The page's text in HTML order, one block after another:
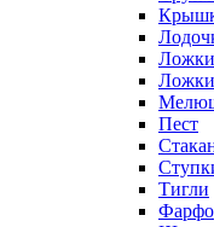
Ложки
Пест
Тигли